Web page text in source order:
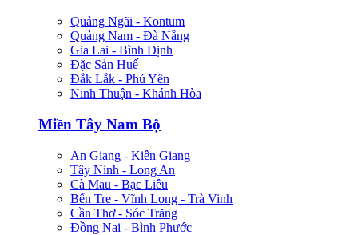
Quảng Ngãi - Kontum
Quảng Nam - Đà Nẵng
Gia Lai - Bình Định
Đặc Sản Huế
Đắk Lắk - Phú Yên
Ninh Thuận - Khánh Hòa
Miền Tây Nam Bộ
An Giang - Kiên Giang
Tây Ninh - Long An
Cà Mau - Bạc Liêu
Bến Tre - Vĩnh Long - Trà Vinh
Cần Thơ - Sóc Trăng
Đồng Nai - Bình Phước